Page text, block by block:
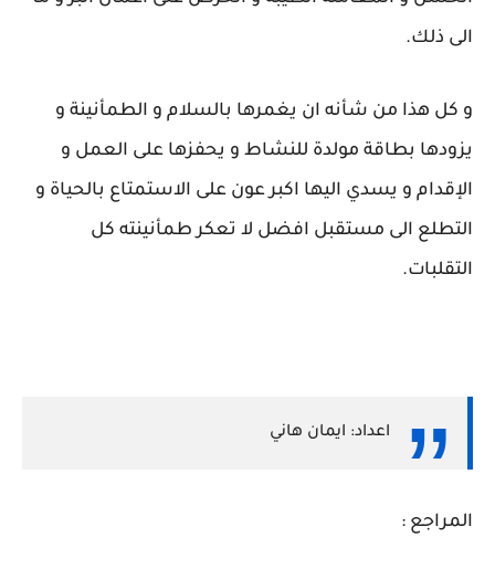
الى ذلك.
و كل هذا من شأنه ان يغمرها بالسلام و الطمأنينة و
يزودها بطاقة مولدة للنشاط و يحفزها على العمل و
الإقدام و يسدي اليها اكبر عون على الاستمتاع بالحياة و
التطلع الى مستقبل افضل لا تعكر طمأنينته كل
التقلبات.
اعداد: ايمان هاني
المراجع :